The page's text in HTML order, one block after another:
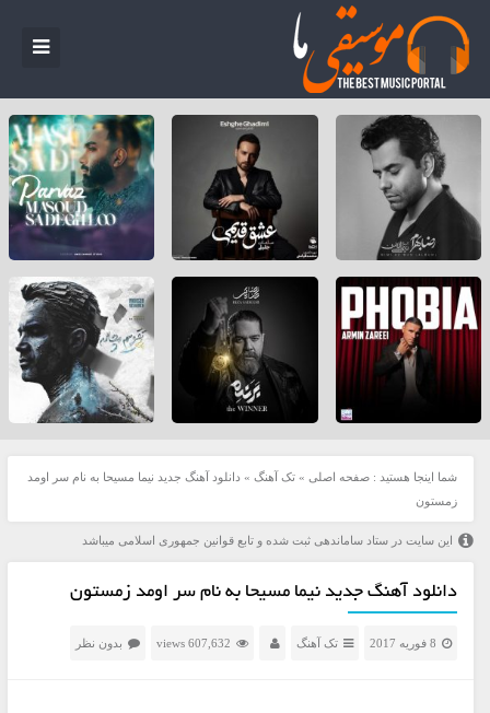
شما اینجا هستید : صفحه اصلی » تک آهنگ » دانلود آهنگ جدید نیما مسیحا به نام سر اومد
زمستون
این سایت در ستاد ساماندهی ثبت شده و تابع قوانین جمهوری اسلامی میباشد
دانلود آهنگ جدید نیما مسیحا به نام سر اومد زمستون
8 فوریه 2017 تک آهنگ 607,632 views بدون نظر